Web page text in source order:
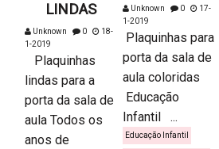
LINDAS
Unknown 0
18-
1-2019
Plaquinhas
lindas para a
porta da sala de
aula Todos os
anos de
Unknown 0
17-
1-2019
Plaquinhas para
porta da sala de
aula coloridas
Educação
Infantil ...
Educação Infantil